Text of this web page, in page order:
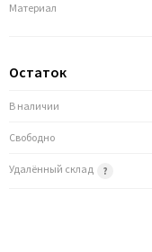
Материал
Остаток
В наличии
Свободно
Удалённый склад